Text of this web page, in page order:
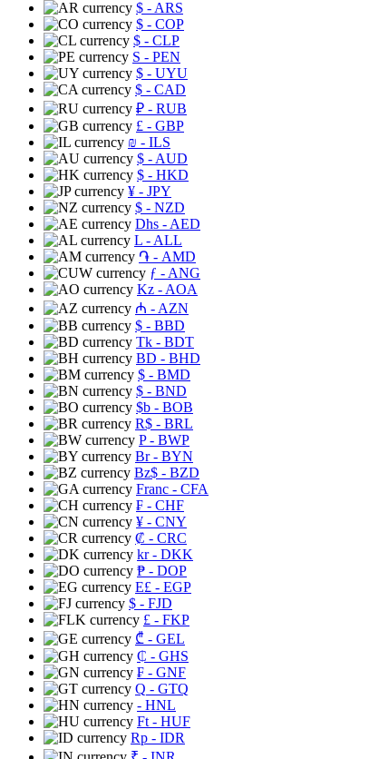
$ - ARS
$ - COP
$ - CLP
S - PEN
$ - UYU
$ - CAD
₽ - RUB
£ - GBP
₪ - ILS
$ - AUD
$ - HKD
¥ - JPY
$ - NZD
Dhs - AED
L - ALL
֏ - AMD
ƒ - ANG
Kz - AOA
₼ - AZN
$ - BBD
Tk - BDT
BD - BHD
$ - BMD
$ - BND
$b - BOB
R$ - BRL
P- BWP
Br- BYN
Bz$ - BZD
Franc - CFA
₣ - CHF
¥ - CNY
₡ - CRC
kr- DKK
₱ - DOP
E£ - EGP
$ - FJD
£ - FKP
₾ - GEL
₵ - GHS
₣ - GNF
Q - GTQ
- HNL
Ft - HUF
Rp - IDR